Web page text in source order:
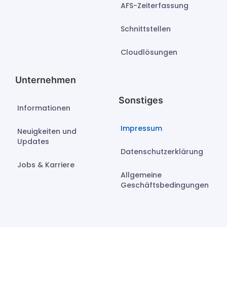
AFS-Zeiterfassung
Schnittstellen
Cloudlösungen
Unternehmen
Informationen
Neuigkeiten und
Updates
Jobs & Karriere
Sonstiges
Impressum
Datenschutzerklärung
Allgemeine
Geschäftsbedingungen